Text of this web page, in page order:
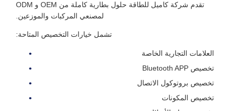
تقدم شركة كاميل للطاقة حلول بطارية كاملة من OEM و ODM
لمصنعي المركبات والموزعين.
تشمل خيارات التخصيص المتاحة:
العلامات التجارية الخاصة
تخصيص Bluetooth APP
تخصيص بروتوكول الاتصال
تخصيص المكونات